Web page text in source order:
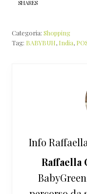
SHARES
Categoria: Shopping
Tag: BABYBUH, India,
Info
Raffaella